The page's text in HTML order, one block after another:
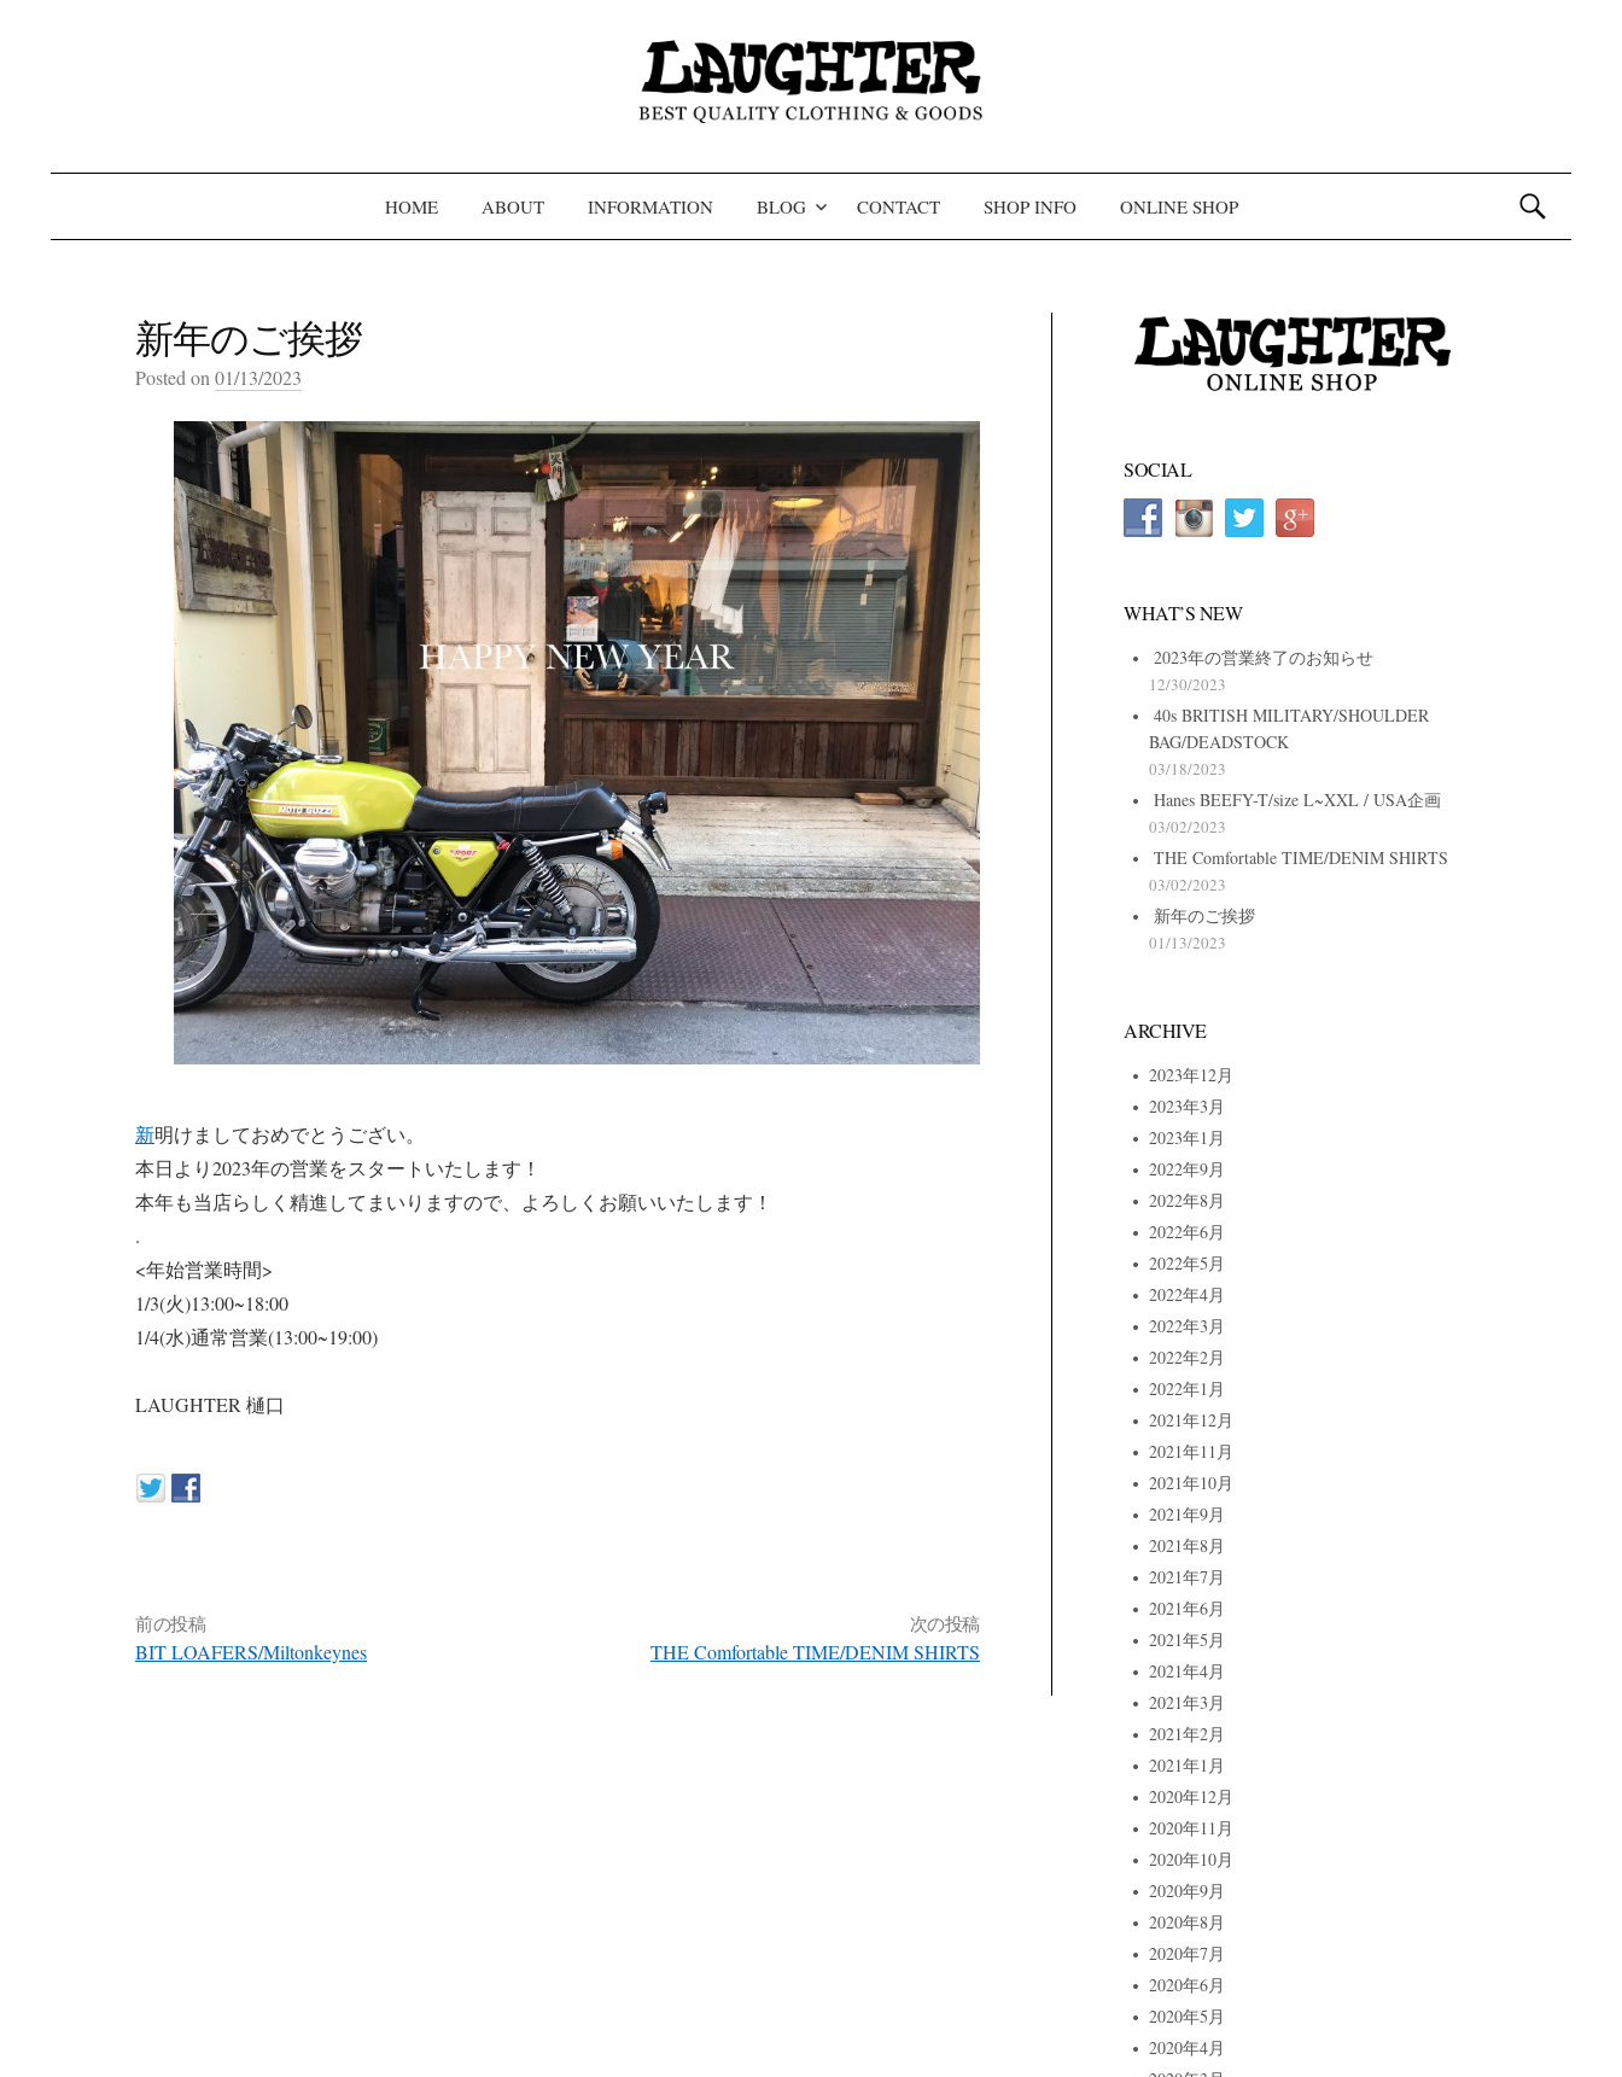
コンテンツへスキップ
HOME ABOUT INFORMATION BLOG CONTACT SHOP INFO ONLINE SHOP 検索:
新年のご挨拶
Posted on 01/13/2023
新明けましておめでとうござい。
本日より2023年の営業をスタートいたします！
本年も当店らしく精進してまいりますので、よろしくお願いいたします！
.
<年始営業時間>
1/3(火)13:00~18:00
1/4(水)通常営業(13:00~19:00)
LAUGHTER 樋口
前の投稿
BIT LOAFERS/Miltonkeynes
次の投稿
THE Comfortable TIME/DENIM SHIRTS
SOCIAL
WHAT’S NEW
2023年の営業終了のお知らせ
12/30/2023
40s BRITISH MILITARY/SHOULDER
BAG/DEADSTOCK
03/18/2023
Hanes BEEFY-T/size L~XXL / USA企画
03/02/2023
THE Comfortable TIME/DENIM SHIRTS
03/02/2023
新年のご挨拶
01/13/2023
ARCHIVE
2023年12月
2023年3月
2023年1月
2022年9月
2022年8月
2022年6月
2022年5月
2022年4月
2022年3月
2022年2月
2022年1月
2021年12月
2021年11月
2021年10月
2021年9月
2021年8月
2021年7月
2021年6月
2021年5月
2021年4月
2021年3月
2021年2月
2021年1月
2020年12月
2020年11月
2020年10月
2020年9月
2020年8月
2020年7月
2020年6月
2020年5月
2020年4月